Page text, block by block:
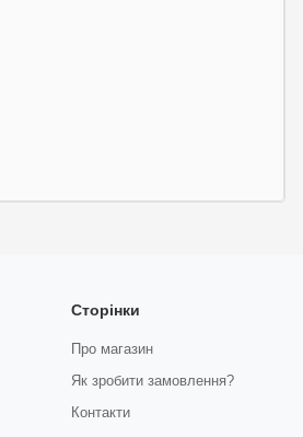
Сторінки
Про магазин
Як зробити замовлення?
Контакти